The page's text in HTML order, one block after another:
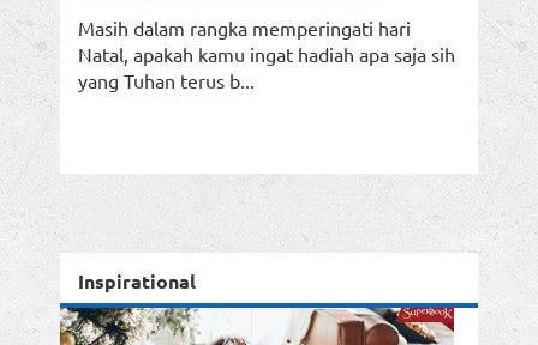
Masih dalam rangka memperingati hari
Natal, apakah kamu ingat hadiah apa saja sih
yang Tuhan terus b...
Inspirational